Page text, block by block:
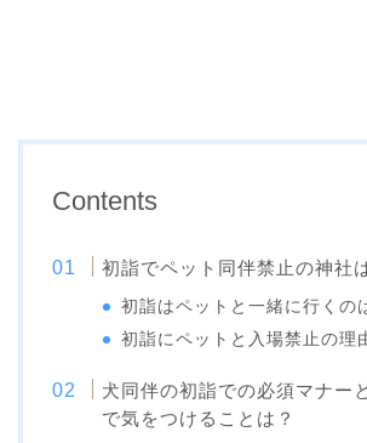
Contents
初詣でペット同伴禁止の神社
初詣はペットと一緒に行くの
初詣にペットと入場禁止の理
犬同伴の初詣での必須マナー
で気をつけることは？